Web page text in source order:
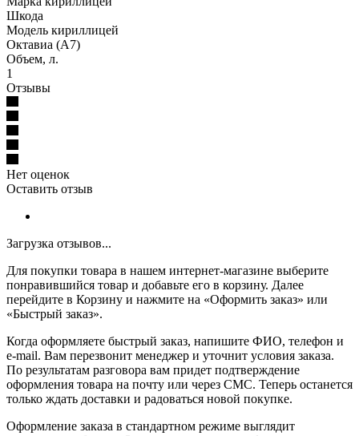
Шкода
Модель кириллицей
Октавиа (А7)
Объем, л.
1
Отзывы
Нет оценок
Оставить отзыв
Загрузка отзывов...
Для покупки товара в нашем интернет-магазине выберите
понравившийся товар и добавьте его в корзину. Далее
перейдите в Корзину и нажмите на «Оформить заказ» или
«Быстрый заказ».
Когда оформляете быстрый заказ, напишите ФИО, телефон и
e-mail. Вам перезвонит менеджер и уточнит условия заказа.
По результатам разговора вам придет подтверждение
оформления товара на почту или через СМС. Теперь останется
только ждать доставки и радоваться новой покупке.
Оформление заказа в стандартном режиме выглядит